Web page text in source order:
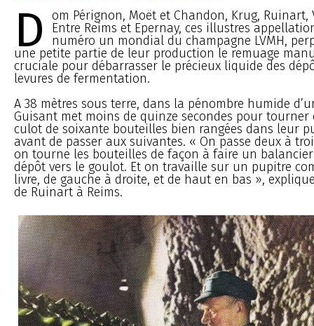
D
om Pérignon, Moët et Chandon, Krug, Ruinart,
Entre Reims et Epernay, ces illustres
numéro un mondial du champagne LVMH,
une petite partie de leur production le remuage
cruciale pour débarrasser le précieux liquide des
levures de fermentation.
A 38 mètres sous terre, dans la pénombre humide
Guisant met moins de quinze secondes pour tourner
culot de soixante bouteilles bien rangées dans leur
avant de passer aux suivantes. « On passe deux à
on tourne les bouteilles de façon à faire un
dépôt vers le goulot. Et on travaille sur un pupitre
livre, de gauche à droite, et de haut en bas »,
de Ruinart à Reims.